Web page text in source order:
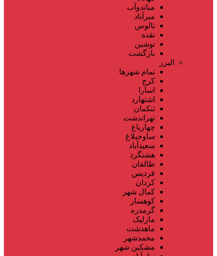
میاندوآب
میرآباد
نالوس
نقده
نوشین
بازگشت
البرز
تمام شهر‌ها
کرج
اسارا
اشتهارد
تنکمان
تهراندشت
چهارباغ
ساوجبلاغ
سعیدآباد
هشتگرد
طالقان
فردیس
کردان
کمال شهر
کوهسار
گرمدره
مارلیک
ماهدشت
محمدشهر
مشکین شهر